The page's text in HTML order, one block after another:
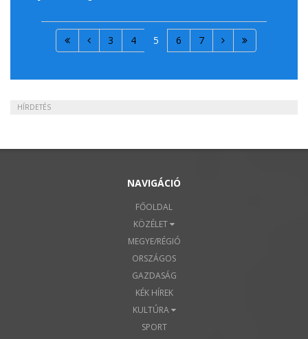
3 4 5 6 7
HÍRDETÉS
NAVIGÁCIÓ
FŐOLDAL
KÖZÉLET
MEGYE/RÉGIÓ
ORSZÁGOS
GAZDASÁG
KÉK HÍREK
KULTÚRA
SPORT